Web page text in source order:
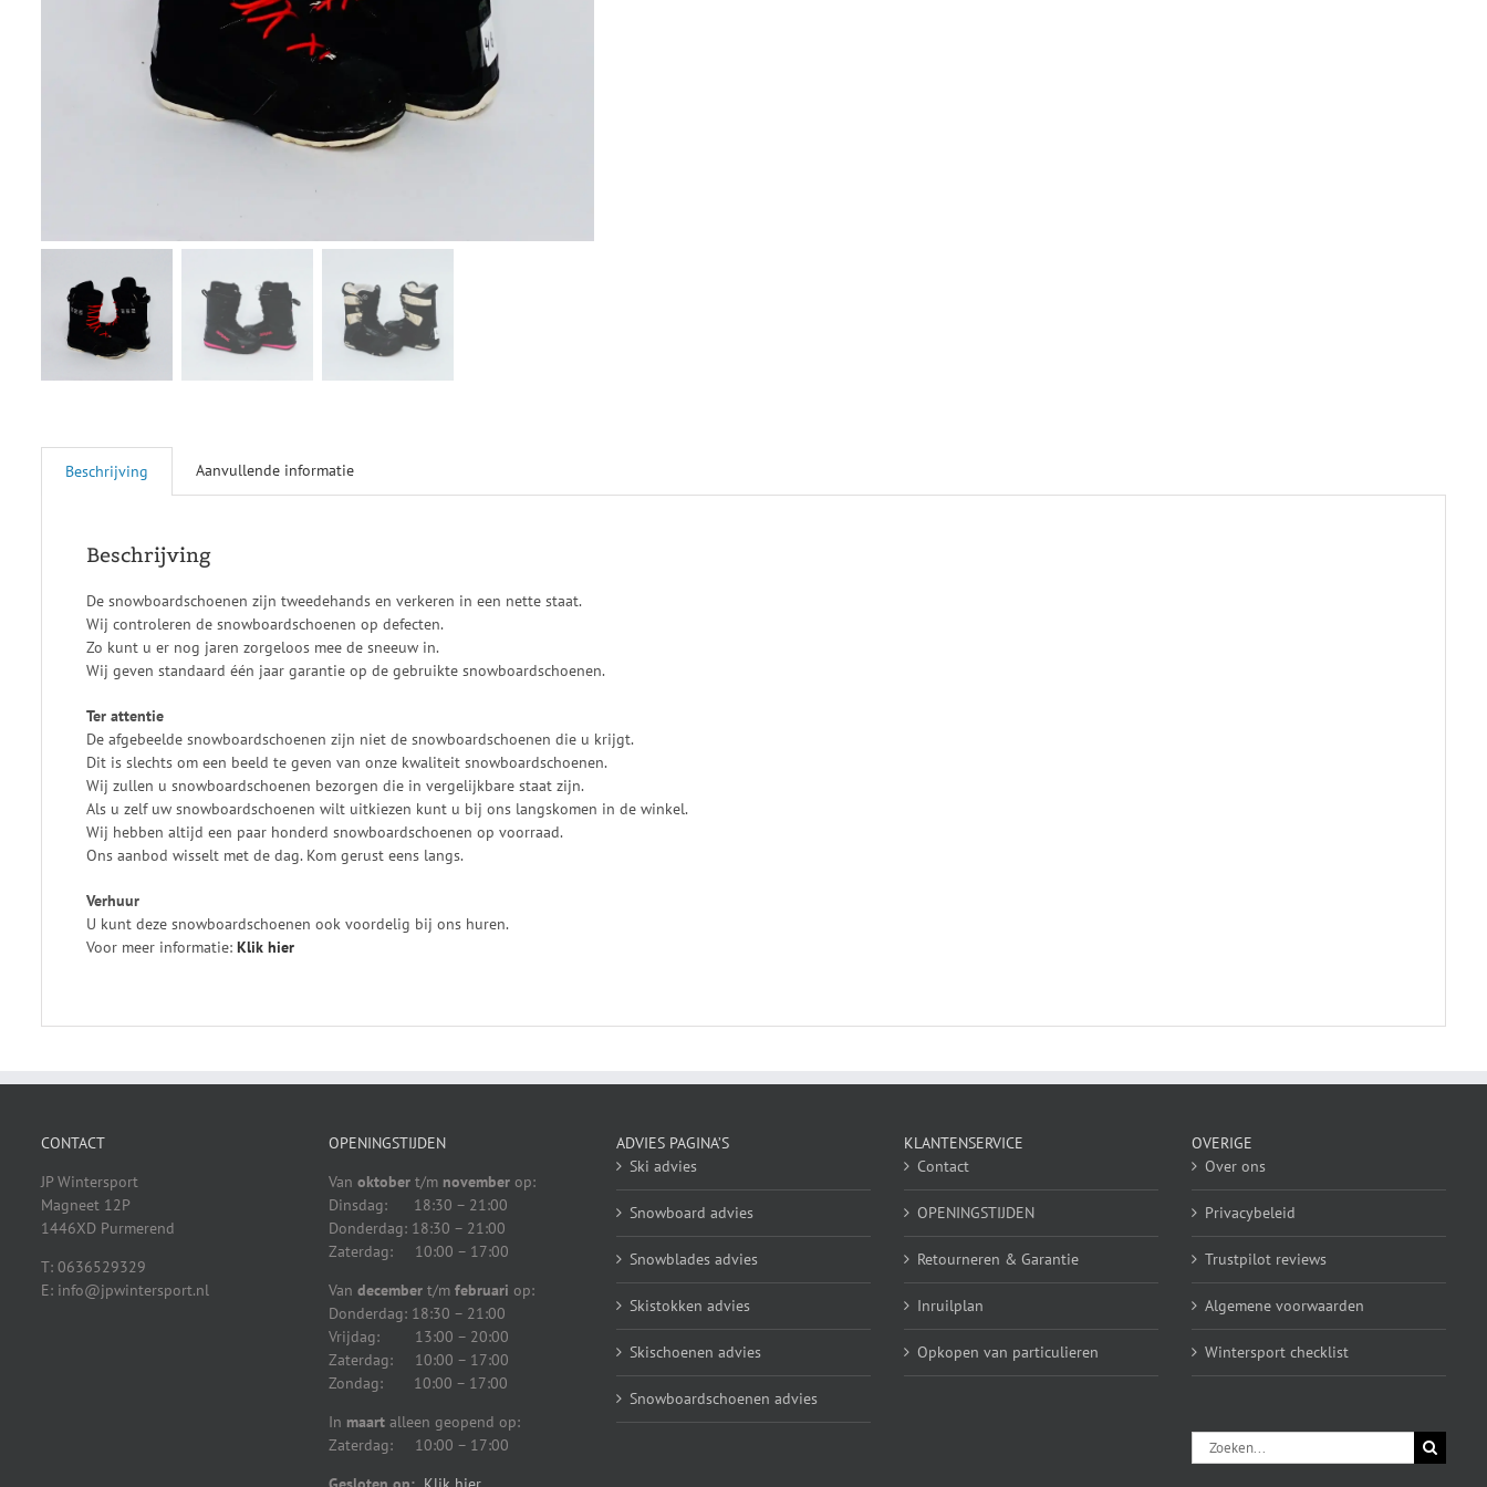
Beschrijving Aanvullende informatie
Beschrijving
De snowboardschoenen zijn tweedehands en verkeren in een nette staat.
Wij controleren de snowboardschoenen op defecten.
Zo kunt u er nog jaren zorgeloos mee de sneeuw in.
Wij geven standaard één jaar garantie op de gebruikte snowboardschoenen.
Ter attentie
De afgebeelde snowboardschoenen zijn niet de snowboardschoenen die u krijgt.
Dit is slechts om een beeld te geven van onze kwaliteit snowboardschoenen.
Wij zullen u snowboardschoenen bezorgen die in vergelijkbare staat zijn.
Als u zelf uw snowboardschoenen wilt uitkiezen kunt u bij ons langskomen in de winkel.
Wij hebben altijd een paar honderd snowboardschoenen op voorraad.
Ons aanbod wisselt met de dag. Kom gerust eens langs.
Verhuur
U kunt deze snowboardschoenen ook voordelig bij ons huren.
Voor meer informatie: Klik hier
CONTACT
JP Wintersport
Magneet 12P
1446XD Purmerend
T: 0636529329
E: info@jpwintersport.nl
OPENINGSTIJDEN
Van oktober t/m november op:
Dinsdag: 18:30 – 21:00
Donderdag: 18:30 – 21:00
Zaterdag: 10:00 – 17:00
Van december t/m februari op:
Donderdag: 18:30 – 21:00
Vrijdag: 13:00 – 20:00
Zaterdag: 10:00 – 17:00
Zondag: 10:00 – 17:00
In maart alleen geopend op:
Zaterdag: 10:00 – 17:00
ADVIES PAGINA’S
Ski advies
Snowboard advies
Snowblades advies
Skistokken advies
Skischoenen advies
Snowboardschoenen advies
KLANTENSERVICE
Contact
OPENINGSTIJDEN
Retourneren & Garantie
Inruilplan
Opkopen van particulieren
OVERIGE
Over ons
Privacybeleid
Trustpilot reviews
Algemene voorwaarden
Wintersport checklist
Zoeken
naar: